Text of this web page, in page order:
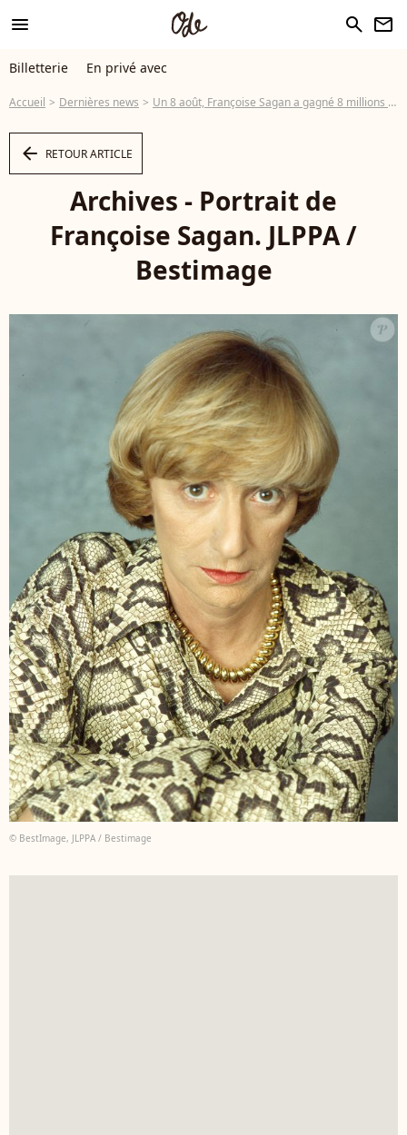
menu search newsletter
Billetterie En privé avec
Accueil Dernières news Un 8 août, Françoise Sagan a gagné 8 millions sur le 8 au casino et s'est acheté un manoir de 8 hectares avec ses gains
arrow_left RETOUR ARTICLE
Archives - Portrait de
Françoise Sagan. JLPPA /
Bestimage
© BestImage, JLPPA / Bestimage